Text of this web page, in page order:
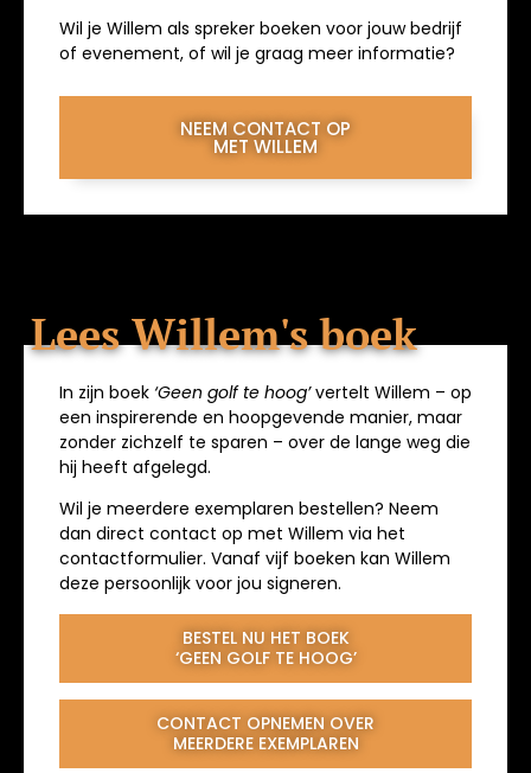
Wil je Willem als spreker boeken voor jouw bedrijf
of evenement, of wil je graag meer informatie?
NEEM CONTACT OP
MET WILLEM
Lees Willem's boek
In zijn boek ‘Geen golf te hoog’vertelt Willem – op
een inspirerende en hoopgevende manier, maar
zonder zichzelf te sparen – over de lange weg die
hij heeft afgelegd.
Wil je meerdere exemplaren bestellen? Neem
dan direct contact op met Willem via het
contactformulier. Vanaf vijf boeken kan Willem
deze persoonlijk voor jou signeren.
BESTEL NU HET BOEK
‘GEEN GOLF TE HOOG’
CONTACT OPNEMEN OVER
MEERDERE EXEMPLAREN